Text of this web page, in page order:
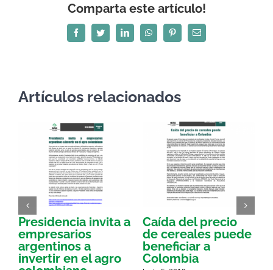
Comparta este artículo!
FacebookTwitterLinkedInWhatsAppPinterestCorreo
electrónico
Artículos relacionados
Presidencia invita a
empresarios
argentinos a
invertir en el agro
Caída del precio
de cereales puede
beneficiar a
Colombia